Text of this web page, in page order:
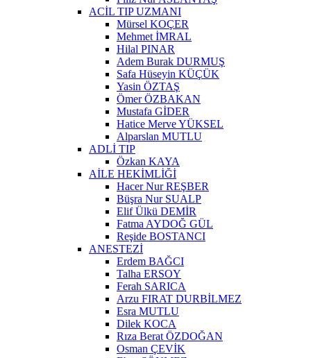
ACİL TIP UZMANI
Mürsel KOÇER
Mehmet İMRAL
Hilal PINAR
Adem Burak DURMUŞ
Safa Hüseyin KÜÇÜK
Yasin ÖZTAŞ
Ömer ÖZBAKAN
Mustafa GİDER
Hatice Merve YÜKSEL
Alparslan MUTLU
ADLİ TIP
Özkan KAYA
AİLE HEKİMLİĞİ
Hacer Nur REŞBER
Büşra Nur SUALP
Elif Ülkü DEMİR
Fatma AYDOĞ GÜL
Reşide BOSTANCI
ANESTEZİ
Erdem BAĞCI
Talha ERSOY
Ferah SARICA
Arzu FIRAT DURBİLMEZ
Esra MUTLU
Dilek KOCA
Rıza Berat ÖZDOĞAN
Osman ÇEVİK